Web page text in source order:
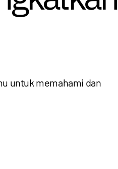
untuk memahami dan